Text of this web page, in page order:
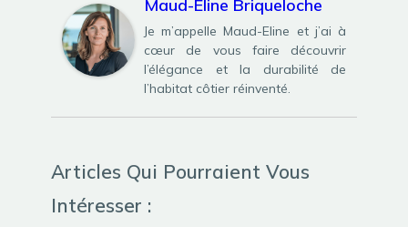
Maud-Eline Briqueloche
Je m’appelle Maud-Eline et j’ai à
cœur de vous faire découvrir
l’élégance et la durabilité de
l’habitat côtier réinventé.
Articles Qui Pourraient Vous
Intéresser :